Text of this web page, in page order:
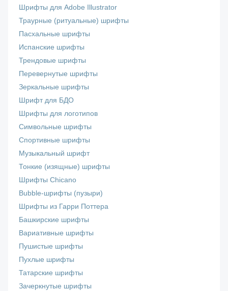
Шрифты для Adobe Illustrator
Траурные (ритуальные) шрифты
Пасхальные шрифты
Испанские шрифты
Трендовые шрифты
Перевернутые шрифты
Зеркальные шрифты
Шрифт для БДО
Шрифты для логотипов
Символьные шрифты
Спортивные шрифты
Музыкальный шрифт
Тонкие (изящные) шрифты
Шрифты Chicano
Bubble-шрифты (пузыри)
Шрифты из Гарри Поттера
Башкирские шрифты
Вариативные шрифты
Пушистые шрифты
Пухлые шрифты
Татарские шрифты
Зачеркнутые шрифты